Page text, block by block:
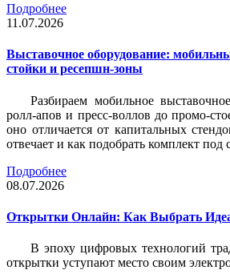
Подробнее
11.07.2026
Выставочное оборудование:
стойки и ресепшн-зоны
Разбираем мобильное
ролл-апов и пресс-воллов до промо-
оно отличается от капитальных
отвечает и как подобрать комплект
Подробнее
08.07.2026
Открытки Онлайн: Как Выбрать
В эпоху цифровых технологий
открытки уступают место своим